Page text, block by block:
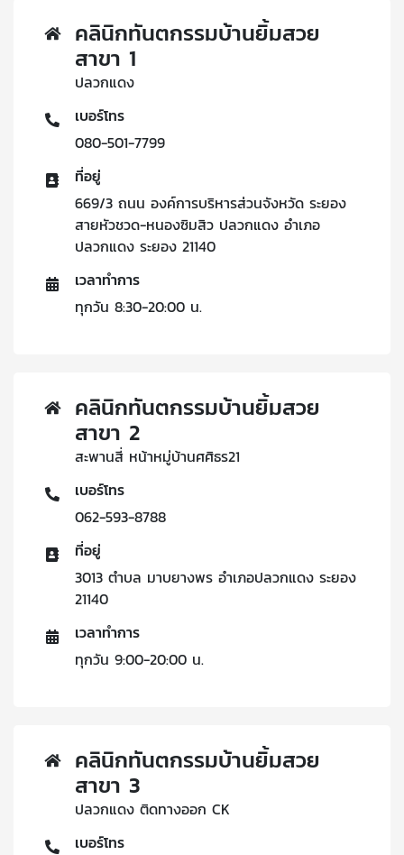
คลินิกทันตกรรมบ้านยิ้มสวย
สาขา 1
ปลวกแดง
เบอร์โทร
080-501-7799
ที่อยู่
669/3 ถนน องค์การบริหารส่วนจังหวัด ระยอง
สายหัวชวด-หนองซิมสิว ปลวกแดง อำเภอ
ปลวกแดง ระยอง 21140
เวลาทำการ
ทุกวัน 8:30-20:00 น.
คลินิกทันตกรรมบ้านยิ้มสวย
สาขา 2
สะพานสี่ หน้าหมู่บ้านศศิธร21
เบอร์โทร
062-593-8788
ที่อยู่
3013 ตำบล มาบยางพร อำเภอปลวกแดง ระยอง
21140
เวลาทำการ
ทุกวัน 9:00-20:00 น.
คลินิกทันตกรรมบ้านยิ้มสวย
สาขา 3
ปลวกแดง ติดทางออก CK
เบอร์โทร